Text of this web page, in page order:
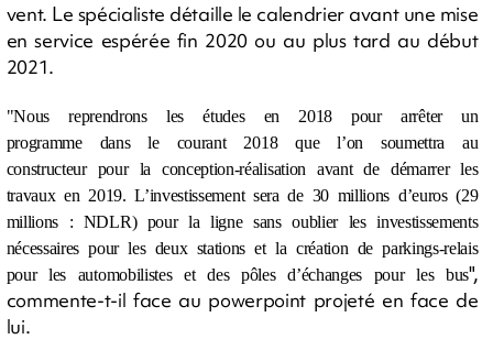
vent. Le spécialiste détaille le calendrier avant une mise
en service espérée fin 2020 ou au plus tard au début
2021.
"Nous reprendrons les études en 2018 pour arrêter un
programme dans le courant 2018 que l’on soumettra au
constructeur pour la conception-réalisation avant de démarrer les
travaux en 2019. L’investissement sera de 30 millions d’euros (29
millions : NDLR) pour la ligne sans oublier les investissements
nécessaires pour les deux stations et la création de parkings-relais
pour les automobilistes et des pôles d’échanges pour les bus",
commente-t-il face au powerpoint projeté en face de
lui.